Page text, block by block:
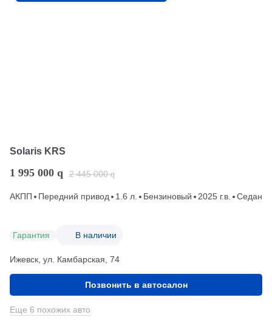
Solaris KRS
1 995 000 q 2 445 000 q
АКПП Передний привод 1.6 л. Бензиновый 2025 г.в. Седан
Гарантия В наличии
Ижевск, ул. Камбарская, 74
Позвонить в автосалон
Еще 6 похожих авто